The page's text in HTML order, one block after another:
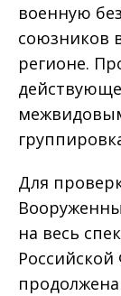
военную
союзников
регионе.
Для
на весь